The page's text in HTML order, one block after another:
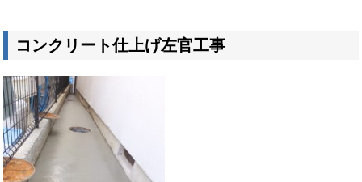
コンクリート仕上げ左官工事